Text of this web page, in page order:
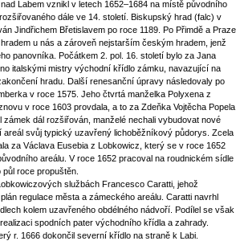
Labem vznikl v letech 1652–1684 na místě původního
dále ve 14. století. Biskupský hrad (falc) v
Jindřichem Břetislavem po roce 1189. Po Přimdě a Praze
u nás a zároveň nejstarším českým hradem, jenž
panovníka. Počátkem 2. pol. 16. století bylo za Jana
italskými mistry východní křídlo zámku, navazující na
hradu. Další renesanční úpravy následovaly po
v roce 1575. Jeho čtvrtá manželka Polyxena z
v roce 1603 provdala, a to za Zdeňka Vojtěcha Popela
dál rozšiřován, manželé nechali vybudovat nové
svůj typický uzavřený lichoběžníkový půdorys. Zcela
za Václava Eusebia z Lobkowicz, který se v roce 1652
areálu. V roce 1652 pracoval na roudnickém sídle
roce propuštěn.
službách Francesco Caratti, jehož
regulace města a zámeckého areálu. Caratti navrhl
kolem uzavřeného obdélného nádvoří. Podílel se však
spodních pater východního křídla a zahrady.
r. 1666 dokončil severní křídlo na straně k Labi.